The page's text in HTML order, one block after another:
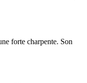
forte charpente. Son